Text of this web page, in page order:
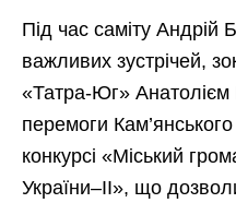
Під час саміту Андрій
важливих зустрічей,
«Татра-Юг»
перемоги
конкурсі «Міський
України–ІІ», що